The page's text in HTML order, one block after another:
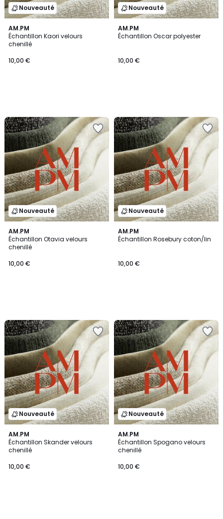
Nouveauté
AM.PM
Échantillon Kaori velours
chenillé
10,00 €
Nouveauté
AM.PM
Échantillon Oscar polyester
10,00 €
Nouveauté
AM.PM
Échantillon Otavia velours
chenillé
10,00 €
Nouveauté
AM.PM
Échantillon Rosebury coton/lin
10,00 €
Nouveauté
AM.PM
Échantillon Skander velours
chenillé
10,00 €
Nouveauté
AM.PM
Échantillon Spogano velours
chenillé
10,00 €